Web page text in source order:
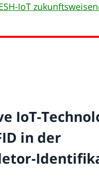
IoT
IoT-
in der